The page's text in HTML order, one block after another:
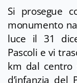
Si prosegue
monumento
luce il 31
Pascoli e vi
km dal centro
d’infanzia del